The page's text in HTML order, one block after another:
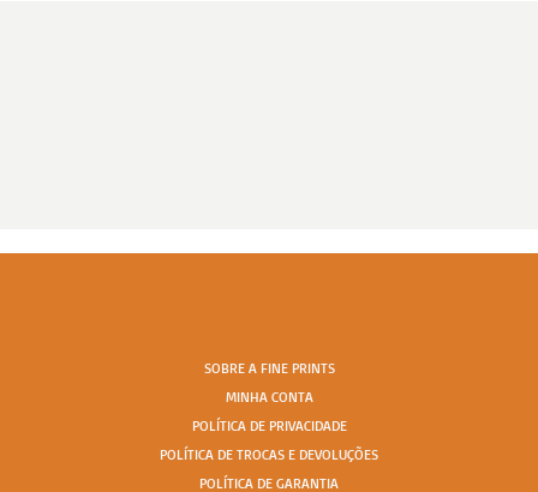
SOBRE A FINE PRINTS
MINHA CONTA
POLÍTICA DE PRIVACIDADE
POLÍTICA DE TROCAS E DEVOLUÇÕES
POLÍTICA DE GARANTIA